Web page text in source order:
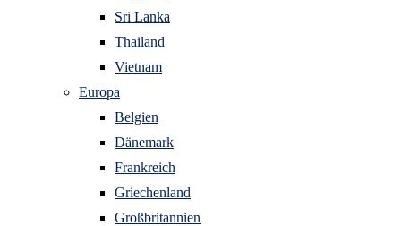
Sri Lanka
Thailand
Vietnam
Europa
Belgien
Dänemark
Frankreich
Griechenland
Großbritannien